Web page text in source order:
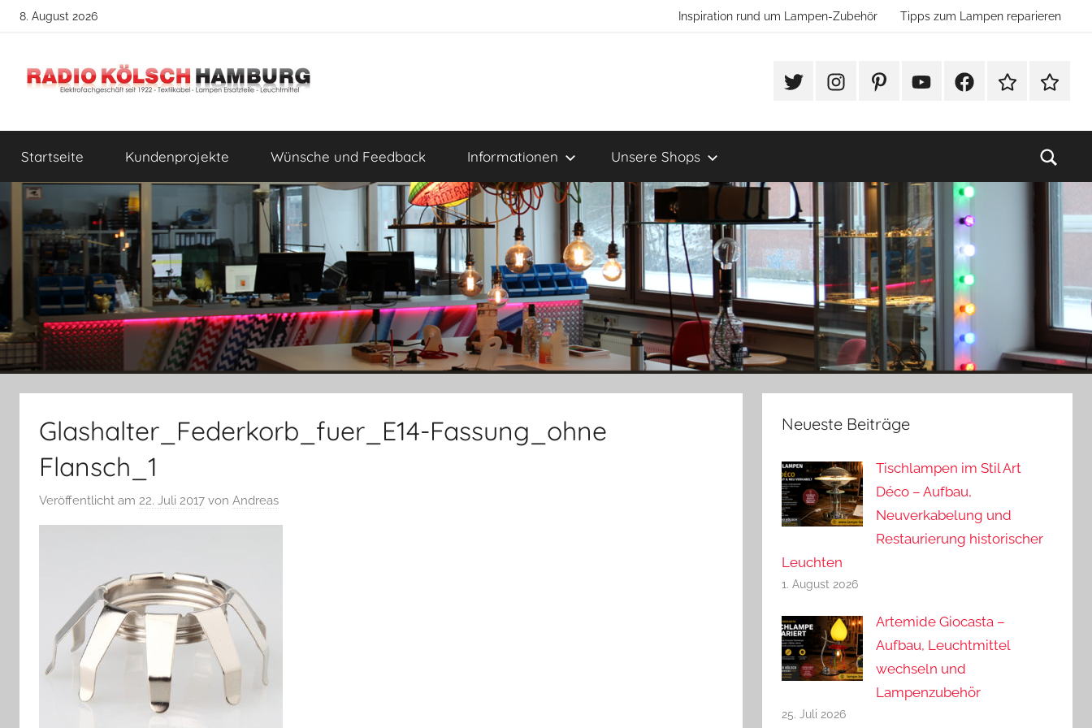
Zum8. August 2026 Inspiration rund um Lampen-Zubehör Tipps zum Lampen reparieren
Radio
Kölsch
Hamburg
Lampenbau
Tipps
#TwitterInstagramPinterestYouTubeFacebook
TikTok
Startseite Kundenprojekte Wünsche und Feedback Informationen Unsere Shops
Glashalter_Federkorb_fuer_E14-Fassung_ohne
Flansch_1
Veröffentlicht am 22. Juli 2017 von Andreas
Neueste Beiträge
Tischlampen im Stil Art
Déco – Aufbau,
Neuverkabelung und
Restaurierung historischer
Leuchten
1. August 2026
Artemide Giocasta –
Aufbau, Leuchtmittel
wechseln und
Lampenzubehör
25. Juli 2026